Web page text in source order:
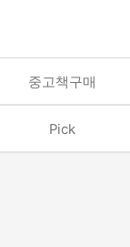
중고책구매
Pick